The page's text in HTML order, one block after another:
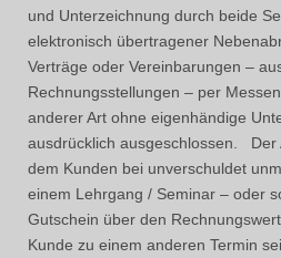
und Unterzeichnung durch beide
elektronisch übertragener
Verträge oder Vereinbarungen –
Rechnungsstellungen – per
anderer Art ohne eigenhändige
ausdrücklich ausgeschlossen. Der
dem Kunden bei unverschuldet
einem Lehrgang / Seminar – oder
Gutschein über den
Kunde zu einem anderen Termin